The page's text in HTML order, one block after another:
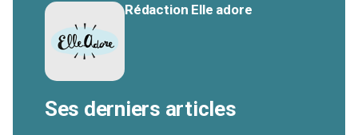
Rédaction Elle adore
Ses derniers articles